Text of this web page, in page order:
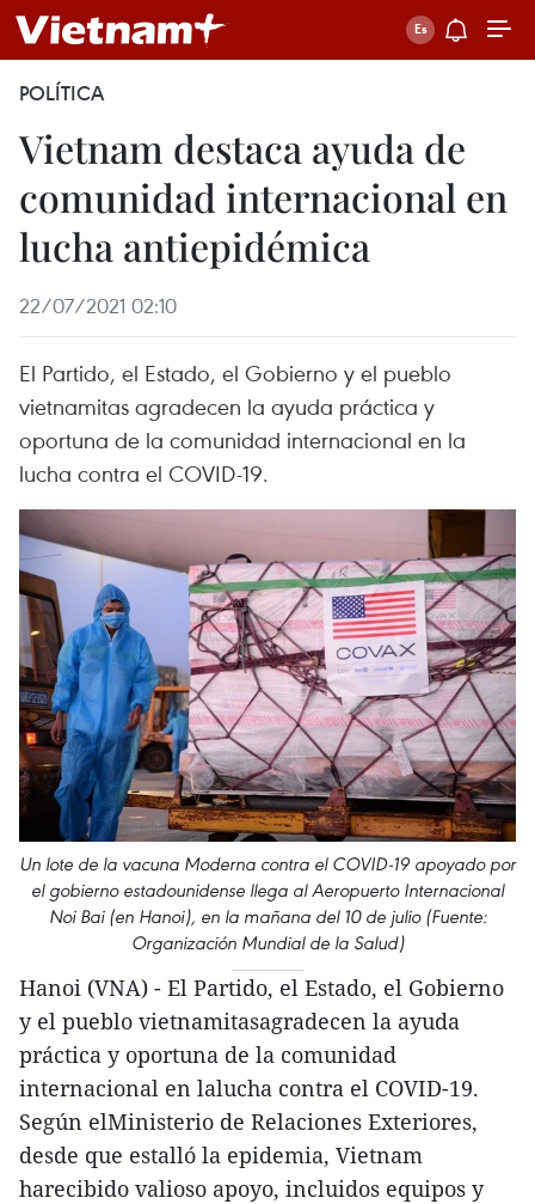
POLÍTICA
Vietnam destaca ayuda de
comunidad internacional en
lucha antiepidémica
22/07/2021 02:10
El Partido, el Estado, el Gobierno y el pueblo
vietnamitas agradecen la ayuda práctica y
oportuna de la comunidad internacional en la
lucha contra el COVID-19.
Un lote de la vacuna Moderna contra el COVID-19 apoyado por
el gobierno estadounidense llega al Aeropuerto Internacional
Noi Bai (en Hanoi), en la mañana del 10 de julio (Fuente:
Organización Mundial de la Salud)
Hanoi (VNA) - El Partido, el Estado, el Gobierno
y el pueblo vietnamitasagradecen la ayuda
práctica y oportuna de la comunidad
internacional en lalucha contra el COVID-19.
Según elMinisterio de Relaciones Exteriores,
desde que estalló la epidemia, Vietnam
harecibido valioso apoyo, incluidos equipos y